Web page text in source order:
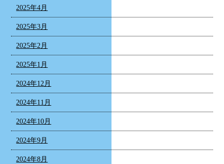
2025年4月
2025年3月
2025年2月
2025年1月
2024年12月
2024年11月
2024年10月
2024年9月
2024年8月